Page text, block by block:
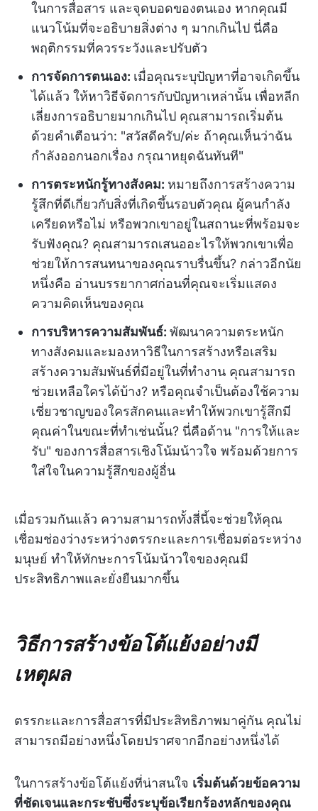
ในการสื่อสาร และจุดบอดของตนเอง หากคุณมี
แนวโน้มที่จะอธิบายสิ่งต่าง ๆ มากเกินไป นี่คือ
พฤติกรรมที่ควรระวังและปรับตัว
การจัดการตนเอง: เมื่อคุณระบุปัญหาที่อาจเกิดขึ้น
ได้แล้ว ให้หาวิธีจัดการกับปัญหาเหล่านั้น เพื่อหลีก
เลี่ยงการอธิบายมากเกินไป คุณสามารถเริ่มต้น
ด้วยคำเตือนว่า: "สวัสดีครับ/ค่ะ ถ้าคุณเห็นว่าฉัน
กำลังออกนอกเรื่อง กรุณาหยุดฉันทันที"
การตระหนักรู้ทางสังคม: หมายถึงการสร้างความ
รู้สึกที่ดีเกี่ยวกับสิ่งที่เกิดขึ้นรอบตัวคุณ ผู้คนกำลัง
เครียดหรือไม่ หรือพวกเขาอยู่ในสถานะที่พร้อมจะ
รับฟังคุณ? คุณสามารถเสนออะไรให้พวกเขาเพื่อ
ช่วยให้การสนทนาของคุณราบรื่นขึ้น? กล่าวอีกนัย
หนึ่งคือ อ่านบรรยากาศก่อนที่คุณจะเริ่มแสดง
ความคิดเห็นของคุณ
การบริหารความสัมพันธ์: พัฒนาความตระหนัก
ทางสังคมและมองหาวิธีในการสร้างหรือเสริม
สร้างความสัมพันธ์ที่มีอยู่ในที่ทำงาน คุณสามารถ
ช่วยเหลือใครได้บ้าง? หรือคุณจำเป็นต้องใช้ความ
เชี่ยวชาญของใครสักคนและทำให้พวกเขารู้สึกมี
คุณค่าในขณะที่ทำเช่นนั้น? นี่คือด้าน "การให้และ
รับ" ของการสื่อสารเชิงโน้มน้าวใจ พร้อมด้วยการ
ใส่ใจในความรู้สึกของผู้อื่น
เมื่อรวมกันแล้ว ความสามารถทั้งสี่นี้จะช่วยให้คุณ
เชื่อมช่องว่างระหว่างตรรกะและการเชื่อมต่อระหว่าง
มนุษย์ ทำให้ทักษะการโน้มน้าวใจของคุณมี
ประสิทธิภาพและยั่งยืนมากขึ้น
วิธีการสร้างข้อโต้แย้งอย่างมี
เหตุผล
ตรรกะและการสื่อสารที่มีประสิทธิภาพมาคู่กัน คุณไม่
สามารถมีอย่างหนึ่งโดยปราศจากอีกอย่างหนึ่งได้
ในการสร้างข้อโต้แย้งที่น่าสนใจ เริ่มต้นด้วยข้อความ
ที่ชัดเจนและกระชับซึ่งระบุข้อเรียกร้องหลักของคุณ